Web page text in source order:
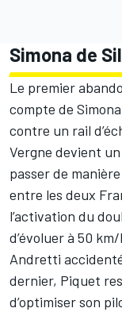
Simona de
Le premier
compte de
contre un rail
Vergne devient
passer de
entre les deux
l’activation du
d’évoluer à 50
Andretti
dernier, Piquet
d’optimiser son